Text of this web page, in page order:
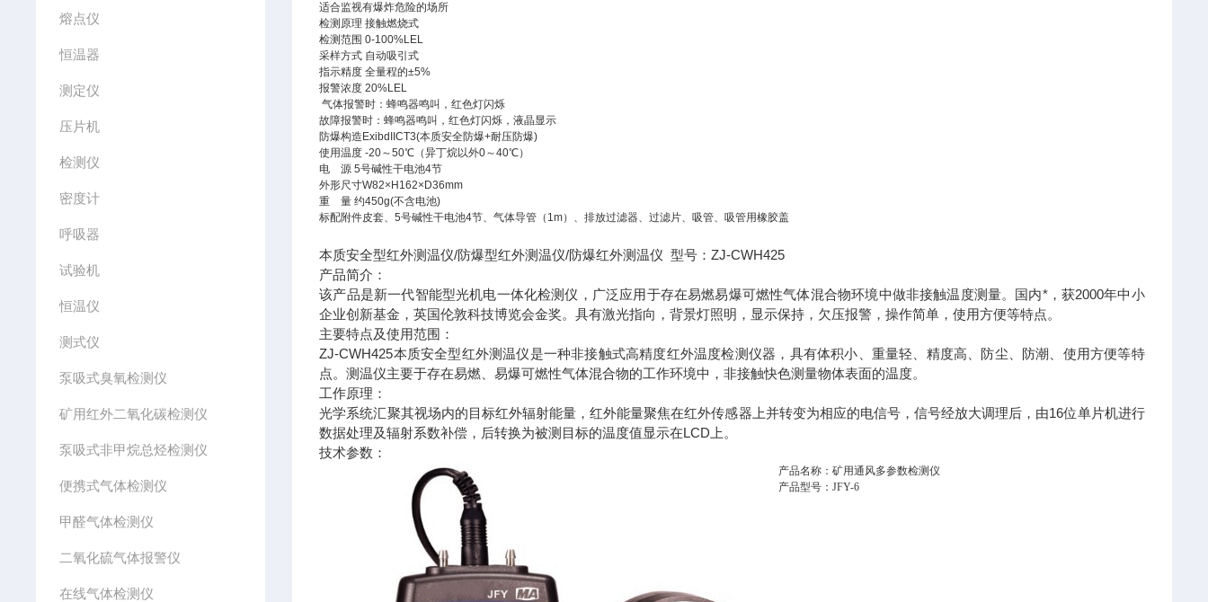
熔点仪
恒温器
测定仪
压片机
检测仪
密度计
呼吸器
试验机
恒温仪
测式仪
泵吸式臭氧检测仪
矿用红外二氧化碳检测仪
泵吸式非甲烷总烃检测仪
便携式气体检测仪
甲醛气体检测仪
二氧化硫气体报警仪
在线气体检测仪
适合监视有爆炸危险的场所
检测原理 接触燃烧式
检测范围 0-100%LEL
采样方式 自动吸引式
指示精度 全量程的±5%
报警浓度 20%LEL
气体报警时：蜂鸣器鸣叫，红色灯闪烁
故障报警时：蜂鸣器鸣叫，红色灯闪烁，液晶显示
防爆构造ExibdIICT3(本质安全防爆+耐压防爆)
使用温度 -20～50℃（异丁烷以外0～40℃）
电 源 5号碱性干电池4节
外形尺寸W82×H162×D36mm
重 量 约450g(不含电池)
标配附件皮套、5号碱性干电池4节、气体导管（1m）、排放过滤器、过滤片、吸管、吸管用橡胶盖
本质安全型红外测温仪/防爆型红外测温仪/防爆红外测温仪 型号：ZJ-CWH425
产品简介：
该产品是新一代智能型光机电一体化检测仪，广泛应用于存在易燃易爆可燃性气体混合物环境中做非接触温度测量。国内*，获2000年中小
企业创新基金，英国伦敦科技博览会金奖。具有激光指向，背景灯照明，显示保持，欠压报警，操作简单，使用方便等特点。
主要特点及使用范围：
ZJ-CWH425本质安全型红外测温仪是一种非接触式高精度红外温度检测仪器，具有体积小、重量轻、精度高、防尘、防潮、使用方便等特
点。测温仪主要于存在易燃、易爆可燃性气体混合物的工作环境中，非接触快色测量物体表面的温度。
工作原理：
光学系统汇聚其视场内的目标红外辐射能量，红外能量聚焦在红外传感器上并转变为相应的电信号，信号经放大调理后，由16位单片机进行
数据处理及辐射系数补偿，后转换为被测目标的温度值显示在LCD上。
技术参数：
产品名称：矿用通风多参数检测仪
产品型号：JFY-6